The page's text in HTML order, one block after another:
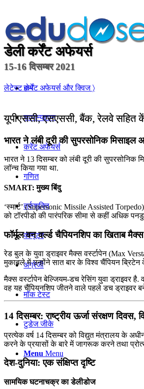
होम
सामान्यज्ञान
करेंट अफेयर्स
गणित
तर्कशक्ति
कंप्यूटर
अंग्रेजी
मॉक टेस्ट
टुडेज जीके
Menu Menu
डेली कर्रेंट अफेयर्स
15-16 दिसम्बर 2021
लेटेस्ट कर्रेंट अफेयर्स और क्विज 〉
यूपीएससी, एसएससी, बैंक, रेलवे सहित
भारत ने लंबी दूरी की सुपरसोनिक मिसाइल
भारत ने 13 दिसम्बर को लंबी दूरी की सुपरसोनिक
लॉन्च किया गया था.
SMART: मुख्य बिंदु
‘स्मार्ट’ (Supersonic Missile Assisted
को टॉरपीडो की पारंपरिक सीमा से कहीं अधिक
फॉर्मूल वन वर्ल्ड चैपियनशिप का खिताब मैक्स
रेड बुल के युवा ड्राइवर मैक्स वर्स्टापेन (Max
मुकाबले में उन्होंने सात बार के विश्व चैंपियन
मैक्स वर्स्टापेन बेल्जियम-डच रेसिंग युवा ड्राइवर
वह यह चैंपियनशिप जीतने वाले पहले डच ड्राइवर
14 दिसम्बर: राष्ट्रीय ऊर्जा संरक्षण दिवस,
प्रत्येक वर्ष 14 दिसम्बर को विद्युत मंत्रालय के
करने के प्रयासों के बारे में जागरूक करने तथा
देश-दुनिया: एक संक्षिप्त दृष्टि
सामयिक घटनाचक्र का डेलीडोज